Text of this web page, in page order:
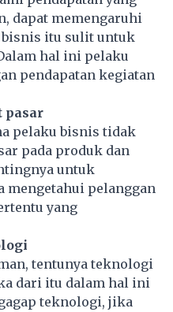
dapat memengaruhi
bisnis itu sulit untuk
hal ini pelaku
pendapatan kegiatan
pasar
pelaku bisnis tidak
pada produk dan
untuk
mengetahui pelanggan
yang
tentunya teknologi
dari itu dalam hal ini
teknologi, jika